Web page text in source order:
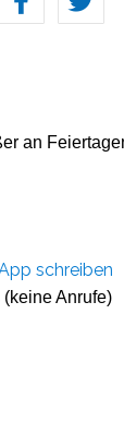
an
schreiben
Anrufe)